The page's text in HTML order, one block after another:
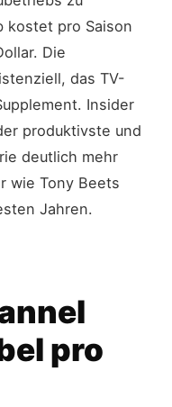
kostet pro Saison
Die
das TV-
Insider
produktivste und
deutlich mehr
wie Tony Beets
Jahren.
pro